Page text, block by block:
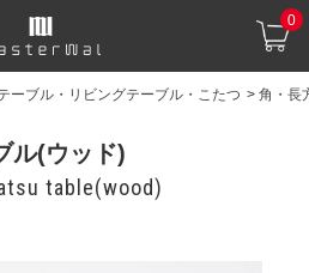
0
ーブル・リビングテーブル・こたつ > 角・長
ル(ウッド)
table(wood)